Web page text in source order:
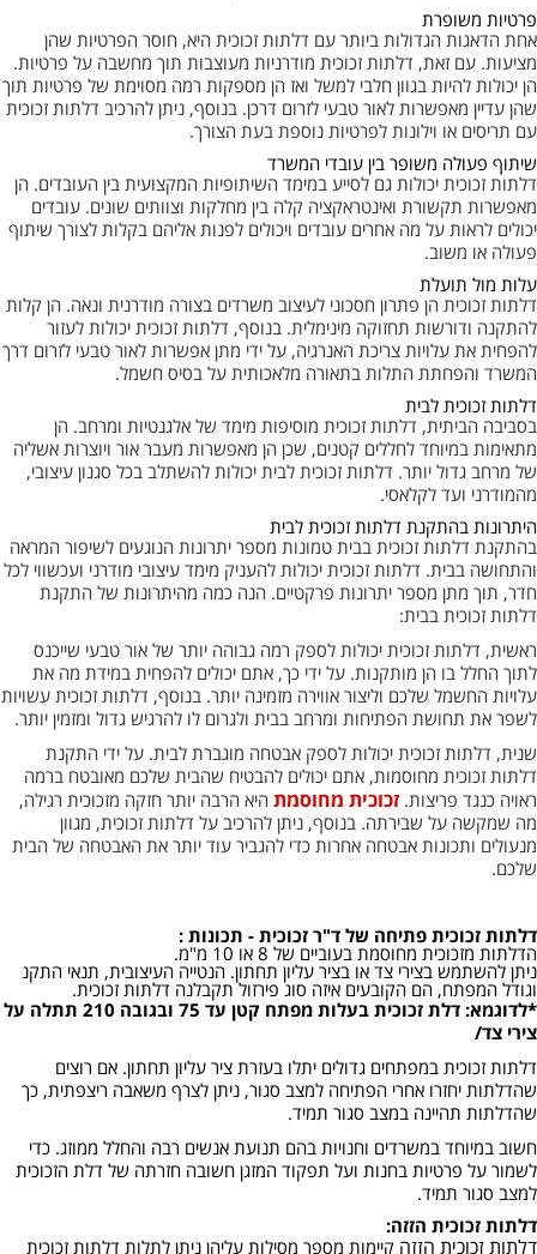
פרטיות משופרת
אחת הדאגות הגדולות ביותר עם דלתות זכוכית היא, חוסר הפרטיות שהן
מציעות. עם זאת, דלתות זכוכית מודרניות מעוצבות תוך מחשבה על פרטיות.
הן יכולות להיות בגוון חלבי למשל ואז הן מספקות רמה מסוימת של פרטיות תוך
שהן עדיין מאפשרות לאור טבעי לזרום דרכן. בנוסף, ניתן להרכיב דלתות זכוכית
עם תריסים או וילונות לפרטיות נוספת בעת הצורך.
שיתוף פעולה משופר בין עובדי המשרד
דלתות זכוכית יכולות גם לסייע במימד השיתופיות המקצועית בין העובדים. הן
מאפשרות תקשורת ואינטראקציה קלה בין מחלקות וצוותים שונים. עובדים
יכולים לראות על מה אחרים עובדים ויכולים לפנות אליהם בקלות לצורך שיתוף
פעולה או משוב.
עלות מול תועלת
דלתות זכוכית הן פתרון חסכוני לעיצוב משרדים בצורה מודרנית ונאה. הן קלות
להתקנה ודורשות תחזוקה מינימלית. בנוסף, דלתות זכוכית יכולות לעזור
להפחית את עלויות צריכת האנרגיה, על ידי מתן אפשרות לאור טבעי לזרום דרך
המשרד והפחתת התלות בתאורה מלאכותית על בסיס חשמל.
דלתות זכוכית לבית
בסביבה הביתית, דלתות זכוכית מוסיפות מימד של אלגנטיות ומרחב. הן
מתאימות במיוחד לחללים קטנים, שכן הן מאפשרות מעבר אור ויוצרות אשליה
של מרחב גדול יותר. דלתות זכוכית לבית יכולות להשתלב בכל סגנון עיצובי,
מהמודרני ועד לקלאסי.
היתרונות בהתקנת דלתות זכוכית לבית
בהתקנת דלתות זכוכית בבית טמונות מספר יתרונות הנוגעים לשיפור המראה
והתחושה בבית. דלתות זכוכית יכולות להעניק מימד עיצובי מודרני ועכשווי לכל
חדר, תוך מתן מספר יתרונות פרקטיים. הנה כמה מהיתרונות של התקנת
דלתות זכוכית בבית:
ראשית, דלתות זכוכית יכולות לספק רמה גבוהה יותר של אור טבעי שייכנס
לתוך החלל בו הן מותקנות. על ידי כך, אתם יכולים להפחית במידת מה את
עלויות החשמל שלכם וליצור אווירה מזמינה יותר. בנוסף, דלתות זכוכית עשויות
לשפר את תחושת הפתיחות ומרחב בבית ולגרום לו להרגיש גדול ומזמין יותר.
שנית, דלתות זכוכית יכולות לספק אבטחה מוגברת לבית. על ידי התקנת
דלתות זכוכית מחוסמות, אתם יכולים להבטיח שהבית שלכם מאובטח ברמה
ראויה כנגד פריצות.זכוכית מחוסמת היא הרבה יותר חזקה מזכוכית רגילה,
מה שמקשה על שבירתה. בנוסף, ניתן להרכיב על דלתות זכוכית, מגוון
מנעולים ותכונות אבטחה אחרות כדי להגביר עוד יותר את האבטחה של הבית
שלכם.
דלתות זכוכית פתיחה של ד"ר זכוכית - תכונות :
הדלתות מזכוכית מחוסמת בעוביים של 8 או 10 מ"מ.
ניתן להשתמש בצירי צד או בציר עליון תחתון. הנטייה העיצובית, תנאי התקנ
וגודל המפתח, הם הקובעים איזה סוג פירזול תקבלנה דלתות זכוכית.
*לדוגמא: דלת זכוכית בעלות מפתח קטן עד 75 ובגובה 210 תתלה על
צירי צד/
דלתות זכוכית במפתחים גדולים יתלו בעזרת ציר עליון תחתון. אם רוצים
שהדלתות יחזרו אחרי הפתיחה למצב סגור, ניתן לצרף משאבה ריצפתית, כך
שהדלתות תהיינה במצב סגור תמיד.
חשוב במיוחד במשרדים וחנויות בהם תנועת אנשים רבה והחלל ממוזג. כדי
לשמור על פרטיות בחנות ועל תפקוד המזגן חשובה חזרתה של דלת הזכוכית
למצב סגור תמיד.
דלתות זכוכית הזזה:
דלתות זכוכית הזזה קיימות מספר מסילות עליהן ניתן לתלות דלתות זכוכית